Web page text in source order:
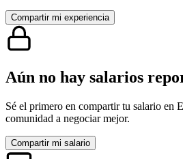
Compartir mi experiencia
Aún no hay salarios
Sé el primero en compartir tu salario en
comunidad a negociar mejor.
Compartir mi salario